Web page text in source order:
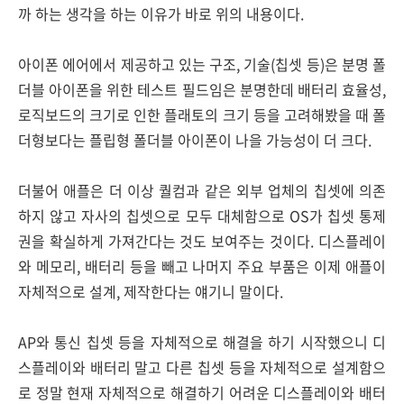
까 하는 생각을 하는 이유가 바로 위의 내용이다.
아이폰 에어에서 제공하고 있는 구조, 기술(칩셋 등)은 분명 폴
더블 아이폰을 위한 테스트 필드임은 분명한데 배터리 효율성,
로직보드의 크기로 인한 플래토의 크기 등을 고려해봤을 때 폴
더형보다는 플립형 폴더블 아이폰이 나을 가능성이 더 크다.
더불어 애플은 더 이상 퀄컴과 같은 외부 업체의 칩셋에 의존
하지 않고 자사의 칩셋으로 모두 대체함으로 OS가 칩셋 통제
권을 확실하게 가져간다는 것도 보여주는 것이다. 디스플레이
와 메모리, 배터리 등을 빼고 나머지 주요 부품은 이제 애플이
자체적으로 설계, 제작한다는 얘기니 말이다.
AP와 통신 칩셋 등을 자체적으로 해결을 하기 시작했으니 디
스플레이와 배터리 말고 다른 칩셋 등을 자체적으로 설계함으
로 정말 현재 자체적으로 해결하기 어려운 디스플레이와 배터